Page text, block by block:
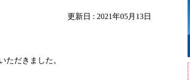
更新日 : 2021年05月13日
ただきました。